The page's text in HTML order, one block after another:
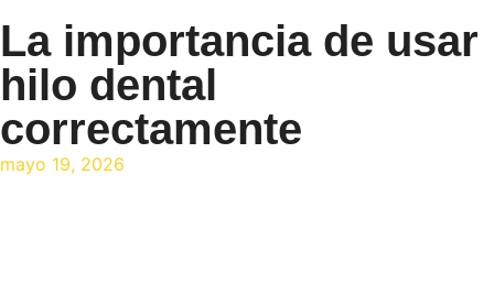
La importancia de usar
hilo dental
correctamente
mayo 19, 2026